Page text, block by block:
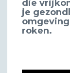
die
je
roken.